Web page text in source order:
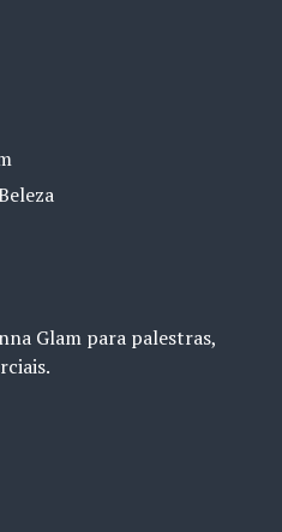
Glam para palestras,